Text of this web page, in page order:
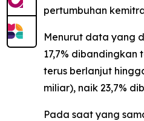
pertumbuhan
Menurut data yang
17,7%
terus berlanjut
miliar), naik 23,7%
Pada saat yang